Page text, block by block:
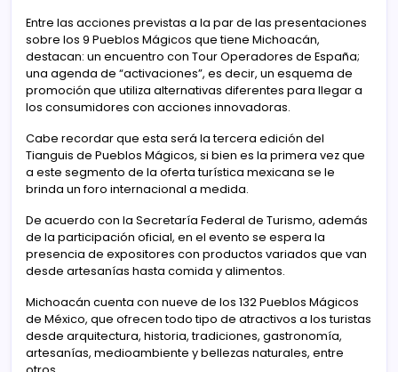
Entre las acciones previstas a la par de las presentaciones
sobre los 9 Pueblos Mágicos que tiene Michoacán,
destacan: un encuentro con Tour Operadores de España;
una agenda de “activaciones”, es decir, un esquema de
promoción que utiliza alternativas diferentes para llegar a
los consumidores con acciones innovadoras.
Cabe recordar que esta será la tercera edición del
Tianguis de Pueblos Mágicos, si bien es la primera vez que
a este segmento de la oferta turística mexicana se le
brinda un foro internacional a medida.
De acuerdo con la Secretaría Federal de Turismo, además
de la participación oficial, en el evento se espera la
presencia de expositores con productos variados que van
desde artesanías hasta comida y alimentos.
Michoacán cuenta con nueve de los 132 Pueblos Mágicos
de México, que ofrecen todo tipo de atractivos a los turistas
desde arquitectura, historia, tradiciones, gastronomía,
artesanías, medioambiente y bellezas naturales, entre